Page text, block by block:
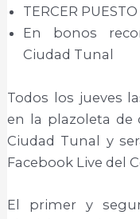
TERCER
En bonos
Ciudad Tunal
Todos los jueves
en la plazoleta de
Ciudad Tunal y
Facebook Live del
El primer y